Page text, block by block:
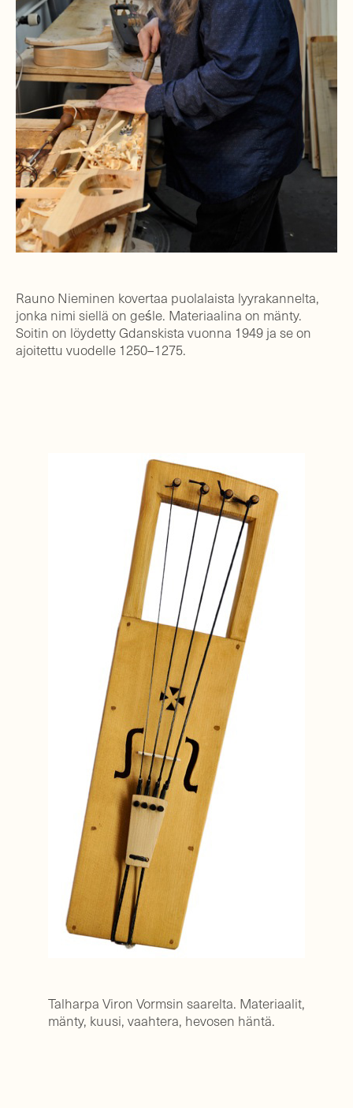
Rauno Nieminen kovertaa puolalaista lyyrakannelta,
jonka nimi siellä on geśle. Materiaalina on mänty.
Soitin on löydetty Gdanskista vuonna 1949 ja se on
ajoitettu vuodelle 1250–1275.
Talharpa Viron Vormsin saarelta. Materiaalit,
mänty, kuusi, vaahtera, hevosen häntä.